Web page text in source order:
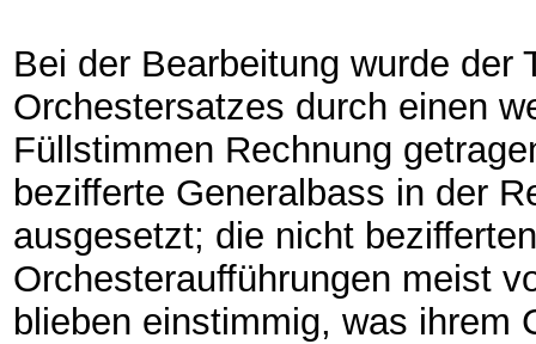
Bei der Bearbeitung wurde der
Orchestersatzes durch einen
Füllstimmen Rechnung
bezifferte Generalbass in der
ausgesetzt; die nicht
Orchesteraufführungen meist
blieben einstimmig, was ihrem